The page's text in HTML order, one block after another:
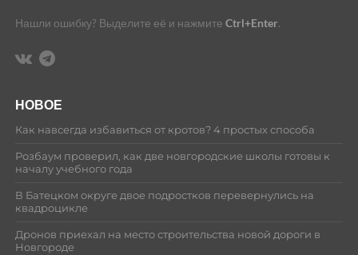
Нашли ошибку? Выделите её и нажмите Ctrl+Enter.
НОВОЕ
Как навсегда избавиться от кротов? 4 простых способа
Розбаум проверил, как две новгородские школы готовы к
началу учебного года
В Батецком округе двое подростков перевернулись на
квадроцикле
Дронов приехал на место строительства новой дороги в
Новгороде